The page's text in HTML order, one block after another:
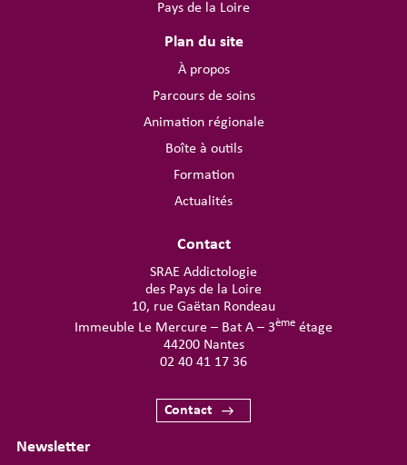
Pays de la Loire
Plan du site
À propos
Parcours de soins
Animation régionale
Boîte à outils
Formation
Actualités
Contact
SRAE Addictologie
des Pays de la Loire
10, rue Gaëtan Rondeau
Immeuble Le Mercure – Bat A – 3ème étage
44200 Nantes
02 40 41 17 36
Contact
Newsletter